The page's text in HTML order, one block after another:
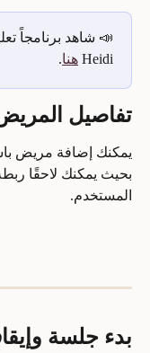
📣 شاهد برنامجاً
Heidi هنا.
تفاصيل
يمكنك إضافة مريض
بحيث يمكنك لاحقًا
المستخدم.
بدء جلسة